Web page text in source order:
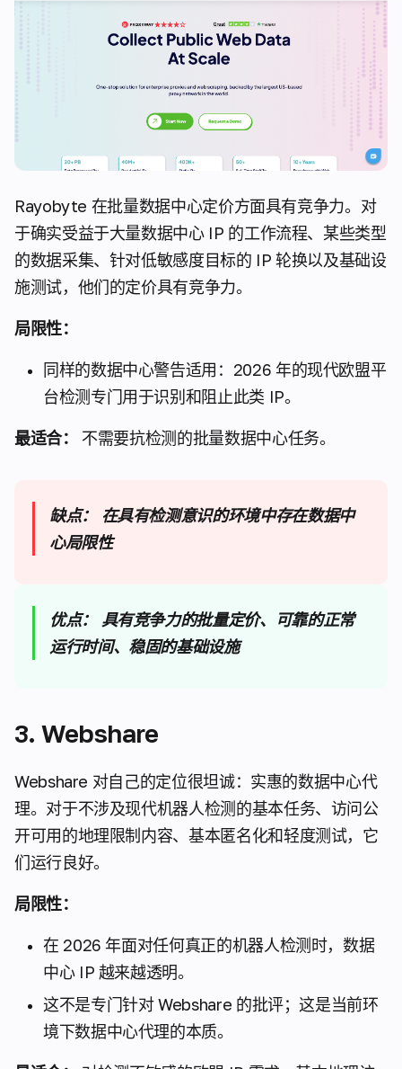
Rayobyte 在批量数据中心定价方面具有竞争力。对
于确实受益于大量数据中心 IP 的工作流程、某些类型
的数据采集、针对低敏感度目标的 IP 轮换以及基础设
施测试，他们的定价具有竞争力。
局限性：
同样的数据中心警告适用：2026 年的现代欧盟平
台检测专门用于识别和阻止此类 IP。
最适合： 不需要抗检测的批量数据中心任务。
缺点：
在具有检测意识的环境中存在数据中
心局限性
优点：
具有竞争力的批量定价、可靠的正常
运行时间、稳固的基础设施
3. Webshare
Webshare 对自己的定位很坦诚：实惠的数据中心代
理。对于不涉及现代机器人检测的基本任务、访问公
开可用的地理限制内容、基本匿名化和轻度测试，它
们运行良好。
局限性：
在 2026 年面对任何真正的机器人检测时，数据
中心 IP 越来越透明。
这不是专门针对 Webshare 的批评；这是当前环
境下数据中心代理的本质。